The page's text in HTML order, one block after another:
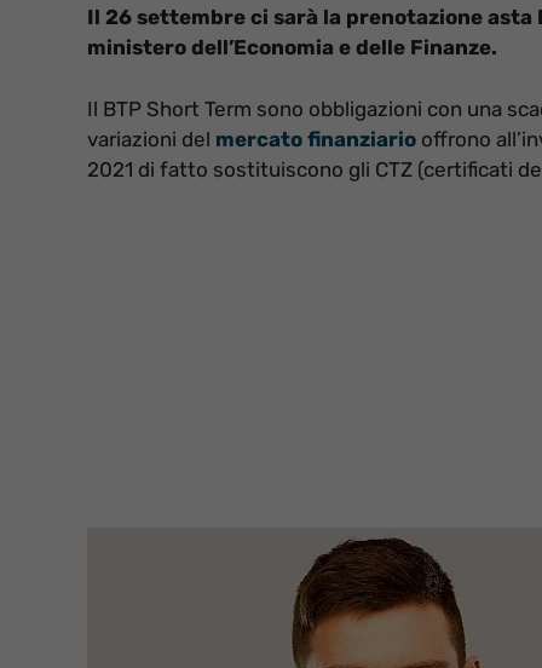
Il 26 settembre ci sarà la prenotazione asta
ministero dell’Economia e delle Finanze.
Il BTP Short Term sono obbligazioni con una
variazioni del mercato finanziario offrono
2021 di fatto sostituiscono gli CTZ (certificati